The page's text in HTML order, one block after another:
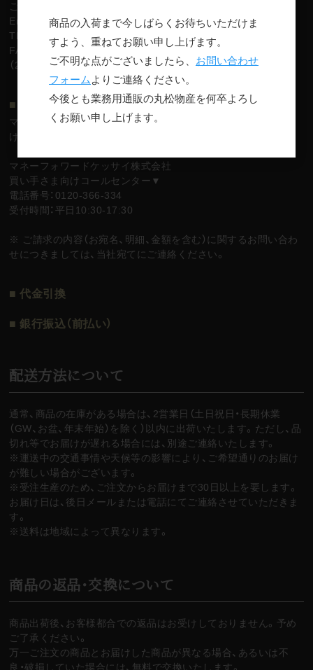
ご購入者様専用カスタマーサポート▼
Email：support@cardservice.co.jp
TEL：03-6747-2486
FAX：03-3498-9034
（24時間365日対応）
■ 掛け払い
マネーフォワードケッサイ株式会社が提供している「Bカート掛
け払い」をご利用いただけます。
マネーフォワードケッサイ株式会社
買い手さま向けコールセンター▼
電話番号：0120-366-334
受付時間：平日10:30-17:30
※ ご請求の内容（お宛名、明細、金額を含む）に関するお問い合わ
せにつきましては、当社宛てにご連絡ください。
■ 代金引換
■ 銀行振込（前払い）
配送方法について
通常、商品の在庫がある場合は、2営業日（土日祝日・長期休業
（GW、お盆、年末年始）を除く）以内に出荷いたします。ただし、品
切れ等でお届けが遅れる場合には、別途ご連絡いたします。
※運送中の交通事情や天候等の影響により、ご希望通りのお届け
が難しい場合がございます。
※受注生産のため、ご注文からお届けまで30日以上を要します。
お届け日は、後日メールまたは電話にてご連絡させていただきま
す。
※送料は地域によって異なります。
商品の返品・交換について
商品出荷後、お客様都合での返品はお受けしておりません。予め
ご了承ください。
万一ご注文の商品とお届けした商品が異なる場合、あるいは不
良・破損していた場合には、無料で交換いたします。
商品の入荷まで今しばらくお待ちいただけま
すよう、重ねてお願い申し上げます。
ご不明な点がございましたら、 お問い合わせ
フォームよりご連絡ください。
今後とも業務用通販の丸松物産を何卒よろし
くお願い申し上げます。